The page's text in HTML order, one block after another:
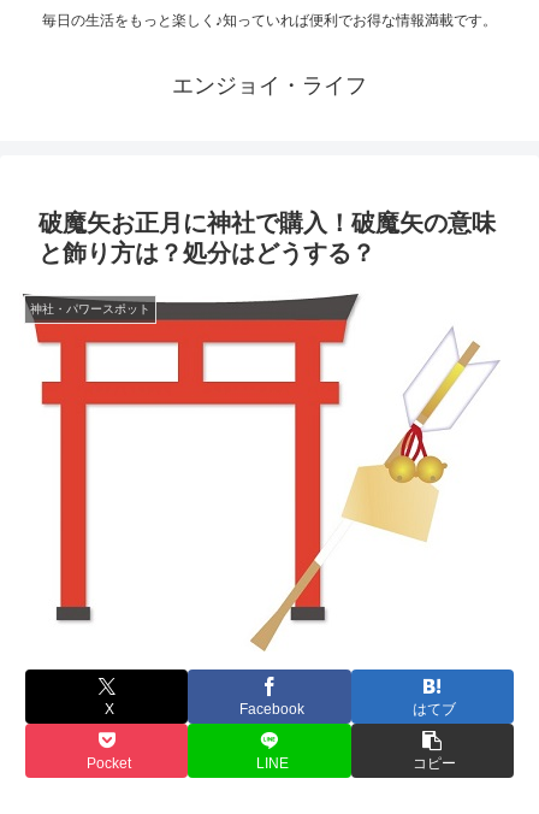
毎日の生活をもっと楽しく♪知っていれば便利でお得な情報満載です。
エンジョイ・ライフ
破魔矢お正月に神社で購入！破魔矢の意味
と飾り方は？処分はどうする？
神社・パワースポット
X Facebook はてブ
Pocket LINE コピー